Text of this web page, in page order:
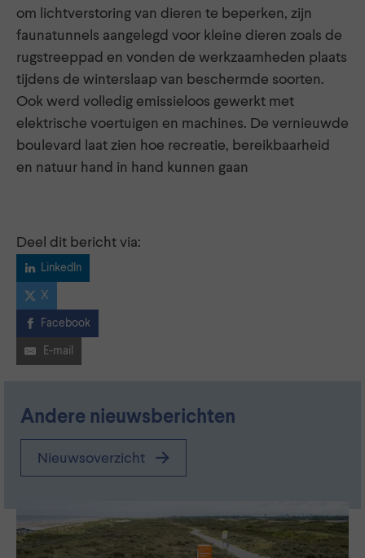
om lichtverstoring van dieren te beperken, zijn
faunatunnels aangelegd voor kleine dieren zoals de
rugstreeppad en vonden de werkzaamheden plaats
tijdens de winterslaap van beschermde soorten.
Ook werd volledig emissieloos gewerkt met
elektrische voertuigen en machines. De vernieuwde
boulevard laat zien hoe recreatie, bereikbaarheid
en natuur hand in hand kunnen gaan
Deel dit bericht via:
LinkedIn
X
Facebook
E-mail
Andere nieuwsberichten
Nieuwsoverzicht